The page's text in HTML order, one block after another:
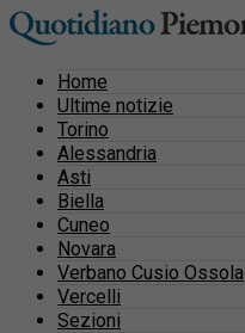
Home
Ultime notizie
Torino
Alessandria
Asti
Biella
Cuneo
Novara
Verbano Cusio Ossola
Vercelli
Sezioni